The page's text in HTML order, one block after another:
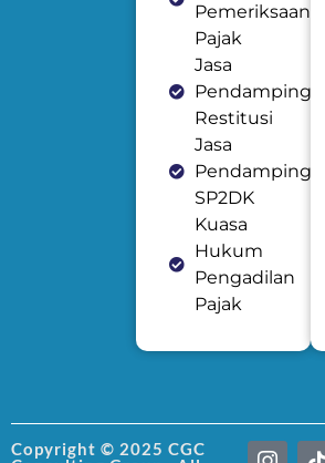
Pemeriksaan
Pajak
Jasa
Pendampingan
Restitusi
Jasa
Pendampingan
SP2DK
Kuasa
Hukum
Pengadilan
Pajak
Copyright © 2025 CGC
I
T